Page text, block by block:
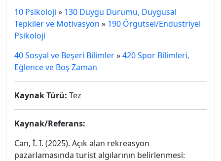
10 Psikoloji » 130 Duygu Durumu, Duygusal
Tepkiler ve Motivasyon » 190 Örgütsel/Endüstriyel
Psikoloji
40 Sosyal ve Beşeri Bilimler»420 Spor Bilimleri,
Eğlence ve Boş Zaman
Kaynak Türü: Tez
Kaynak/Referans:
Can, İ. I. (2025). Açık alan rekreasyon
pazarlamasında turist algılarının belirlenmesi: